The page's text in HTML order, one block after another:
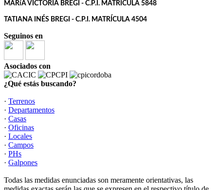
MARíA VICTORIA BREGI - C.P.I. MATRÍCULA 5848
TATIANA INÉS BREGI - C.P.I. MATRÍCULA 4504
Seguinos en
Asociados con
¿Qué estás buscando?
· Terrenos
· Departamentos
· Casas
· Oficinas
· Locales
· Campos
· PHs
· Galpones
Todas las medidas enunciadas son meramente orientativas, las